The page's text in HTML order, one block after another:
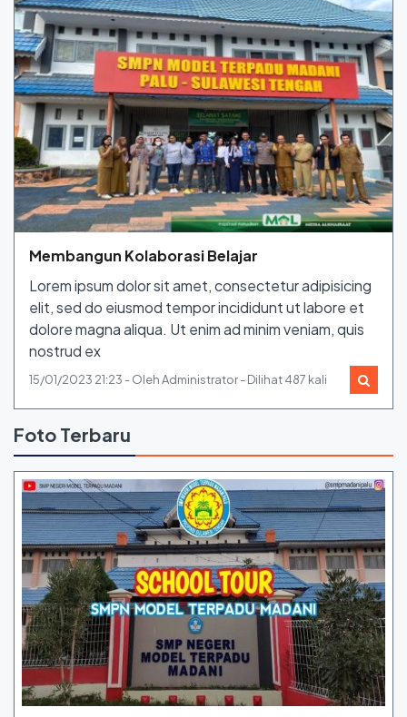
Membangun Kolaborasi Belajar
Lorem ipsum dolor sit amet, consectetur adipisicing
elit, sed do eiusmod tempor incididunt ut labore et
dolore magna aliqua. Ut enim ad minim veniam, quis
nostrud ex
15/01/2023 21:23 - Oleh Administrator - Dilihat 487 kali
Foto Terbaru